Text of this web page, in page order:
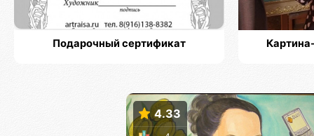
Подарочный сертификат
4.33